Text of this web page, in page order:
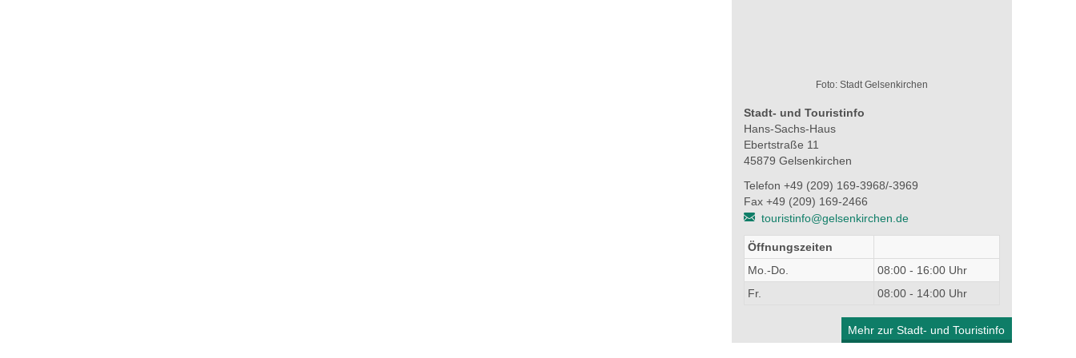
Foto: Stadt Gelsenkirchen
Stadt- und Touristinfo
Hans-Sachs-Haus
Ebertstraße 11
45879 Gelsenkirchen
Telefon +49 (209) 169-3968/-3969
Fax +49 (209) 169-2466
touristinfo@gelsenkirchen.de
Öffnungszeiten
Mo.-Do.
08:00 - 16:00 Uhr
Fr.
08:00 - 14:00 Uhr
Mehr zur Stadt- und Touristinfo